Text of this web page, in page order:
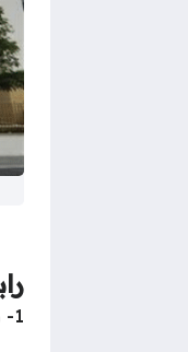
1- مطلوب سائق رافعة شوكية للتقديم: